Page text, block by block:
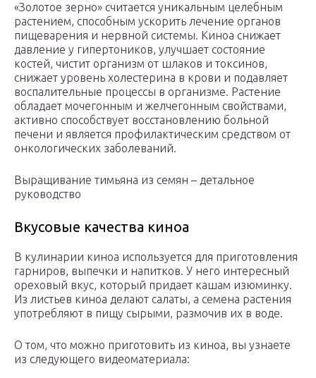
«Золотое зерно» считается уникальным целебным
растением, способным ускорить лечение органов
пищеварения и нервной системы. Киноа снижает
давление у гипертоников, улучшает состояние
костей, чистит организм от шлаков и токсинов,
снижает уровень холестерина в крови и подавляет
воспалительные процессы в организме. Растение
обладает мочегонным и желчегонным свойствами,
активно способствует восстановлению больной
печени и является профилактическим средством от
онкологических заболеваний.
Выращивание тимьяна из семян – детальное
руководство
Вкусовые качества киноа
В кулинарии киноа используется для приготовления
гарниров, выпечки и напитков. У него интересный
ореховый вкус, который придает кашам изюминку.
Из листьев киноа делают салаты, а семена растения
употребляют в пищу сырыми, размочив их в воде.
О том, что можно приготовить из киноа, вы узнаете
из следующего видеоматериала: